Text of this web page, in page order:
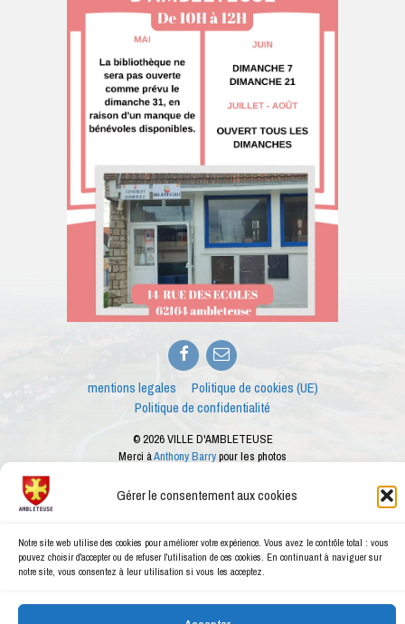
Gérer le consentement aux cookies
Notre site web utilise des cookies pour améliorer votre expérience. Vous avez le contrôle total : vous
pouvez choisir d'accepter ou de refuser l'utilisation de ces cookies. En continuant à naviguer sur
notre site, vous consentez à leur utilisation si vous les acceptez.
Facebook
E-
mail
mentions legales
Politique de cookies (UE)
Politique de confidentialité
© 2026 VILLE D'AMBLETEUSE
Merci àAnthony Barrypour les photos
Ce site internet est créé dans le cadre des ateliers numériques proposés par le
conseiller numérique de la ville d'Ambleteuse